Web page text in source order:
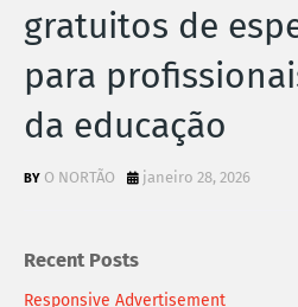
gratuitos de
para
da educação
O NORTÃO janeiro 28, 2026
Recent Posts
Responsive Advertisement